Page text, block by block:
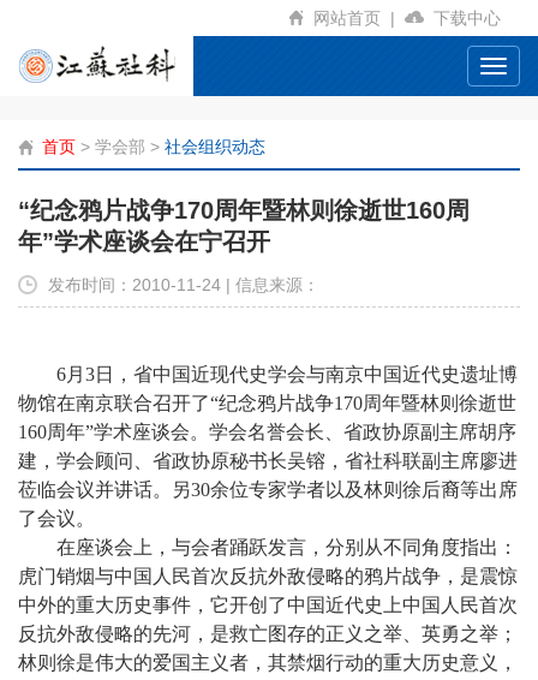
网站首页 | 下载中心
首页 > 学会部 > 社会组织动态
“纪念鸦片战争170周年暨林则徐逝世160周
年”学术座谈会在宁召开
发布时间：2010-11-24 | 信息来源：
6月 3日
，省中国近现代史学会与南京中国近代史遗址博
物馆在南京联合召开了“纪念鸦片战争170周年暨林则徐逝世
160周年”学术座谈会。学会名誉会长、省政协原副主席胡序
建，学会顾问、省政协原秘书长吴镕，省社科联副主席廖进
莅临会议并讲话。另30余位专家学者以及林则徐后裔等出席
了会议。
在座谈会上，与会者踊跃发言，分别从不同角度指出：
虎门销烟与中国人民首次反抗外敌侵略的鸦片战争，是震惊
中外的重大历史事件，它开创了中国近代史上中国人民首次
反抗外敌侵略的先河，是救亡图存的正义之举、英勇之举；
林则徐是伟大的爱国主义者，其禁烟行动的重大历史意义，